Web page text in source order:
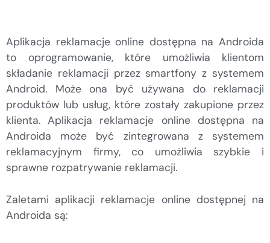
Aplikacja reklamacje online dostępna na Androida
to oprogramowanie, które umożliwia klientom
składanie reklamacji przez smartfony z systemem
Android. Może ona być używana do reklamacji
produktów lub usług, które zostały zakupione przez
klienta. Aplikacja reklamacje online dostępna na
Androida może być zintegrowana z systemem
reklamacyjnym firmy, co umożliwia szybkie i
sprawne rozpatrywanie reklamacji.
Zaletami aplikacji reklamacje online dostępnej na
Androida są: